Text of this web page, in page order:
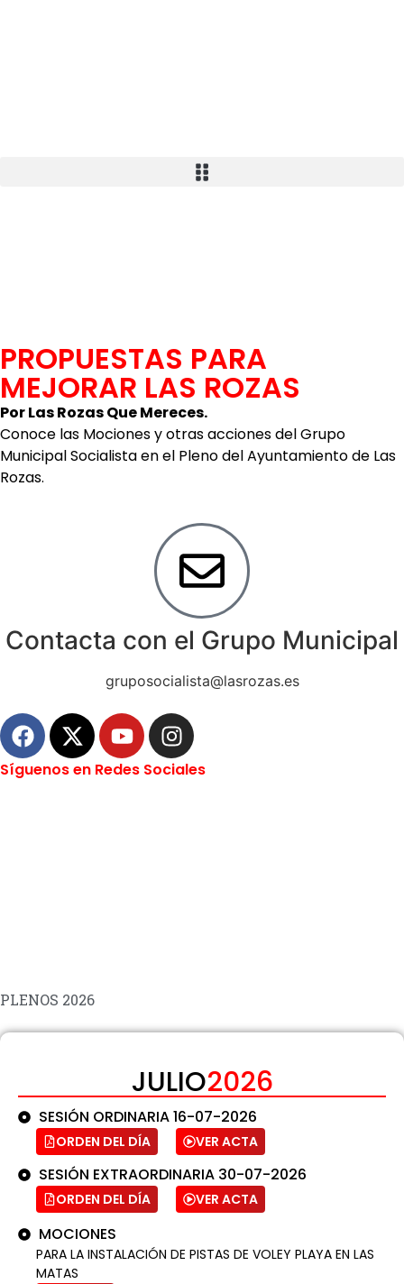
PROPUESTAS PARA
MEJORAR LAS ROZAS
Por Las Rozas Que Mereces.
Conoce las Mociones y otras acciones del Grupo
Municipal Socialista en el Pleno del Ayuntamiento de Las
Rozas.
Contacta con el Grupo Municipal
gruposocialista@lasrozas.es
Síguenos en Redes Sociales
PLENOS 2026
JULIO2026
SESIÓN ORDINARIA 16-07-2026
ORDEN DEL DÍA VER ACTA
SESIÓN EXTRAORDINARIA 30-07-2026
ORDEN DEL DÍA VER ACTA
MOCIONES
PARA LA INSTALACIÓN DE PISTAS DE VOLEY PLAYA EN LAS
MATAS